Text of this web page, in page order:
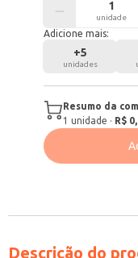
unidade
Adicione mais:
+5
unidades
Resumo da
1 unidade · R$
Descrição do